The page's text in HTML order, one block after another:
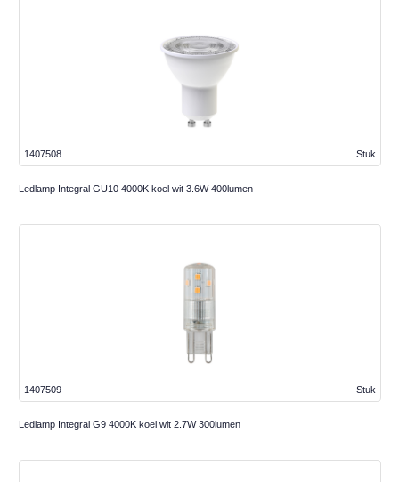
Stuk
1407508
Ledlamp Integral GU10 4000K koel wit 3.6W 400lumen
Stuk
1407509
Ledlamp Integral G9 4000K koel wit 2.7W 300lumen